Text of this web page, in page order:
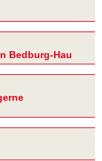
Bedburg-Hau